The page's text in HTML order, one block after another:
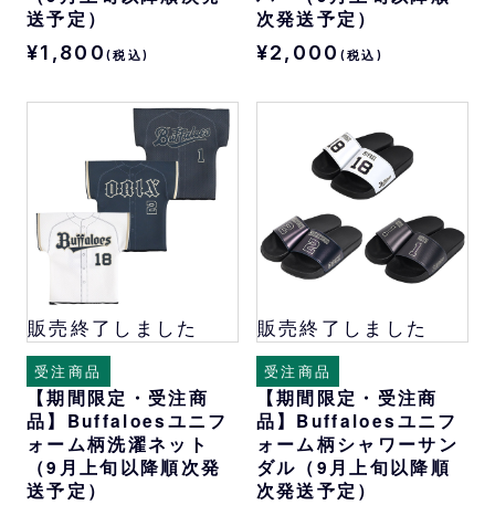
送予定）
¥1,800 (税込)
次発送予定）
¥2,000 (税込)
販売終了しました
受注商品
【期間限定・受注商
品】Buffaloesユニフ
ォーム柄洗濯ネット
（9月上旬以降順次発
送予定）
販売終了しました
受注商品
【期間限定・受注商
品】Buffaloesユニフ
ォーム柄シャワーサン
ダル（9月上旬以降順
次発送予定）